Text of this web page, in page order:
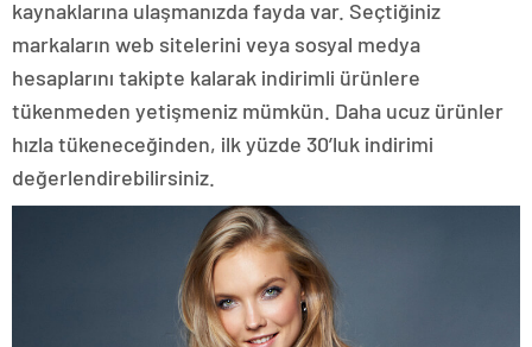
kaynaklarına ulaşmanızda fayda var. Seçtiğiniz
markaların web sitelerini veya sosyal medya
hesaplarını takipte kalarak indirimli ürünlere
tükenmeden yetişmeniz mümkün. Daha ucuz ürünler
hızla tükeneceğinden, ilk yüzde 30’luk indirimi
değerlendirebilirsiniz.